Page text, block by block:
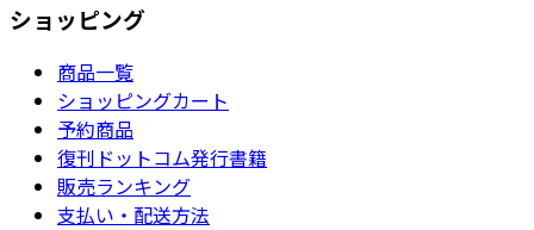
ショッピング
商品一覧
ショッピングカート
予約商品
復刊ドットコム発行書籍
販売ランキング
支払い・配送方法